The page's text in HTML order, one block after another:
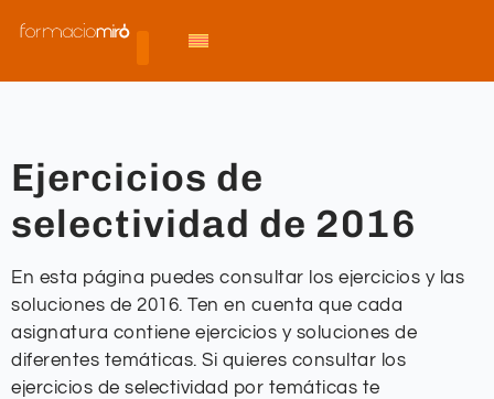
Ejercicios de
selectividad de 2016
En esta página puedes consultar los ejercicios y las
soluciones de 2016. Ten en cuenta que cada
asignatura contiene ejercicios y soluciones de
diferentes temáticas. Si quieres consultar los
ejercicios de selectividad por temáticas te